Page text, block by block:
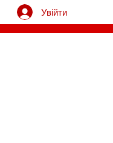
Увійти